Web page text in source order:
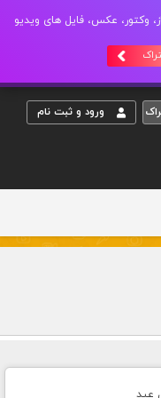
تا 600 طرح لایه باز، وکتور، عکس، فایل های ویدیو
ورود و ثبت نام